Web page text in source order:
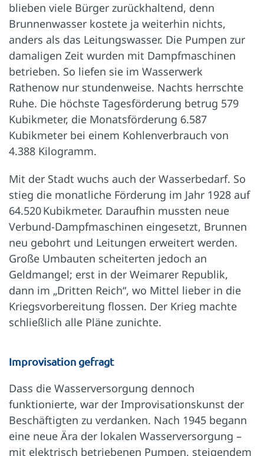
blieben viele Bürger zurückhaltend, denn
Brunnenwasser kostete ja weiterhin nichts,
anders als das Leitungswasser. Die Pumpen zur
damaligen Zeit wurden mit Dampfmaschinen
betrieben. So liefen sie im Wasserwerk
Rathenow nur stundenweise. Nachts herrschte
Ruhe. Die höchste Tagesförderung betrug 579
Kubikmeter, die Monatsförderung 6.587
Kubikmeter bei einem Kohlenverbrauch von
4.388 Kilogramm.
Mit der Stadt wuchs auch der Wasserbedarf. So
stieg die monatliche Förderung im Jahr 1928 auf
64.520 Kubikmeter. Daraufhin mussten neue
Verbund-Dampfmaschinen eingesetzt, Brunnen
neu gebohrt und Leitungen erweitert werden.
Große Umbauten scheiterten jedoch an
Geldmangel; erst in der Weimarer Republik,
dann im „Dritten Reich“, wo Mittel lieber in die
Kriegsvorbereitung flossen. Der Krieg machte
schließlich alle Pläne zunichte.
Improvisation gefragt
Dass die Wasserversorgung dennoch
funktionierte, war der Improvisationskunst der
Beschäftigten zu verdanken. Nach 1945 begann
eine neue Ära der lokalen Wasserversorgung –
mit elektrisch betriebenen Pumpen, steigendem